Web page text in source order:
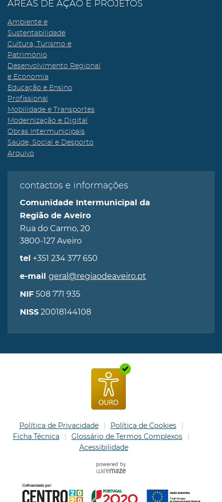
ÁREAS DE AÇÃO E PROJETOS
Ambiente e
Sustentabilidade
Cultura, Turismo e
Património
Desenvolvimento Regional
e Economia
Educação e Ensino
Profissional
Mobilidade e Transportes
Modernização e Digital
Obras Intermunicipais
Saúde, Social e Desporto
Arquivo
contactos e informações
Comunidade Intermunicipal da
Região de Aveiro
Rua do Carmo, 20
3800-127 Aveiro
tel +351 234 377 650
e-mail geral@regiaodeaveiro.pt
NIF 508 771 935
NISS 20018144108
Política de Privacidade
Política de Cookies
Ficha Técnica
Glossário de Termos Complexos
Acessibilidade